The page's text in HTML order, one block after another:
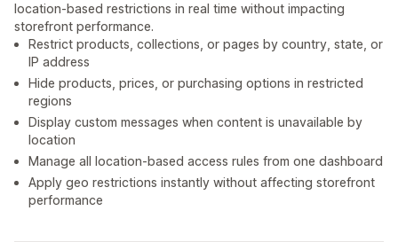
location-based restrictions in real time without impacting
storefront performance.
Restrict products, collections, or pages by country, state, or
IP address
Hide products, prices, or purchasing options in restricted
regions
Display custom messages when content is unavailable by
location
Manage all location-based access rules from one dashboard
Apply geo restrictions instantly without affecting storefront
performance